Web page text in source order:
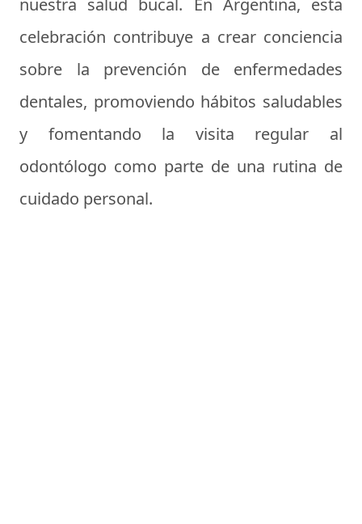
nuestra salud bucal. En Argentina, esta
celebración contribuye a crear conciencia
sobre la prevención de enfermedades
dentales, promoviendo hábitos saludables
y fomentando la visita regular al
odontólogo como parte de una rutina de
cuidado personal.